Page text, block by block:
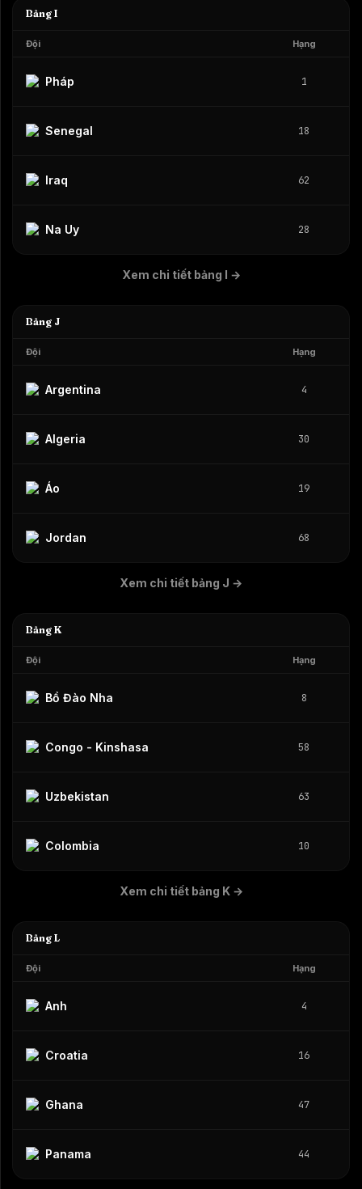
Bảng I
Đội Hạng
Pháp 1
Senegal 18
Iraq 62
Na Uy 28
Xem chi tiết bảng I →
Bảng J
Đội Hạng
Argentina 4
Algeria 30
Áo 19
Jordan 68
Xem chi tiết bảng J →
Bảng K
Đội Hạng
Bồ Đào Nha 8
Congo - Kinshasa 58
Uzbekistan 63
Colombia 10
Xem chi tiết bảng K→
Bảng L
Đội Hạng
Anh 4
Croatia 16
Ghana 47
Panama 44